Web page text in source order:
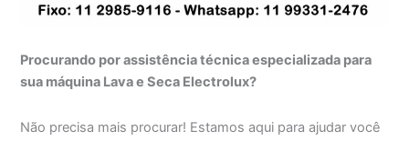
Procurando por assistência técnica especializada para
sua máquina Lava e Seca Electrolux?
Não precisa mais procurar! Estamos aqui para ajudar você